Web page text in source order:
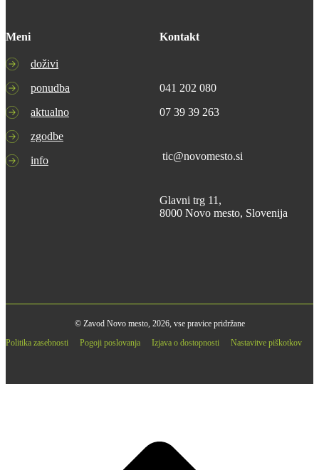
Meni
doživi
ponudba
aktualno
zgodbe
info
Kontakt
041 202 080
07 39 39 263
tic@novomesto.si
Glavni trg 11,
8000 Novo mesto, Slovenija
© Zavod Novo mesto, 2026, vse pravice pridržane
Politika zasebnosti
Pogoji poslovanja Izjava o dostopnosti Nastavitve piškotkov